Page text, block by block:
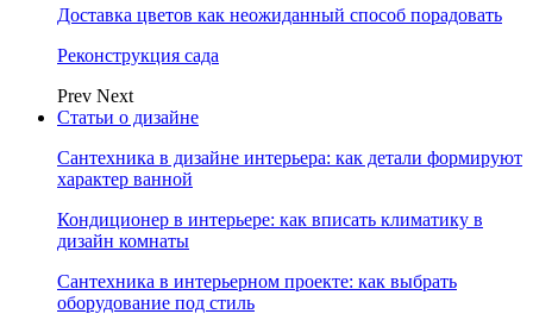
Доставка цветов как неожиданный способ порадовать
Реконструкция сада
Prev Next
Статьи о дизайне
Сантехника в дизайне интерьера: как детали формируют
характер ванной
Кондиционер в интерьере: как вписать климатику в
дизайн комнаты
Сантехника в интерьерном проекте: как выбрать
оборудование под стиль